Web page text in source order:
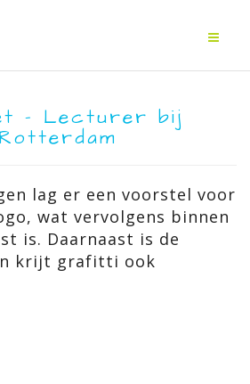
– Lecturer bij
lag er een voorstel voor
wat vervolgens binnen
is. Daarnaast is de
krijt grafitti ook